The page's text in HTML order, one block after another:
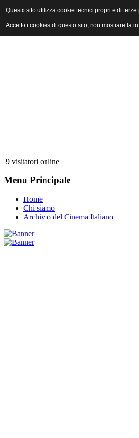
ANICA | Associazione Nazionale
9 visitatori online
Menu Principale
Home
Chi siamo
Archivio del Cinema Italiano
Questo sito utilizza cookie tecnici propri e di
Accetto i cookies di questo sito, non mostrare la
Questo sito utilizza cookie tecnici propri e di
Accetto i cookies di questo sito, non mostrare la